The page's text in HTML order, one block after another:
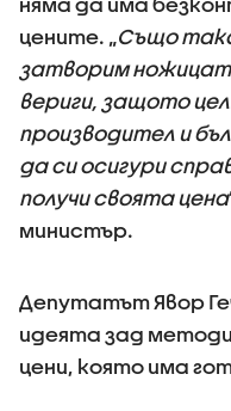
цените. „Също
затворим
вериги, защото
производител и
да си осигури
получи своята цена
министър.
Депутатът Явор
идеята зад
цени, която има